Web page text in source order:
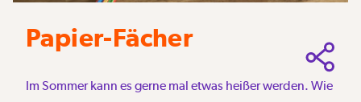
Papier-Fächer
Im Sommer kann es gerne mal etwas heißer werden. Wie